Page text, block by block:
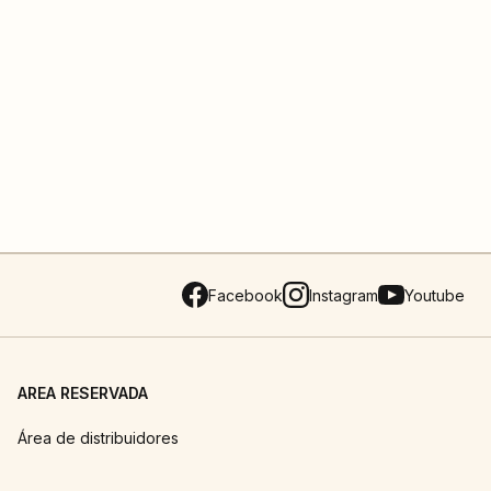
Facebook Instagram Youtube
AREA RESERVADA
Área de distribuidores